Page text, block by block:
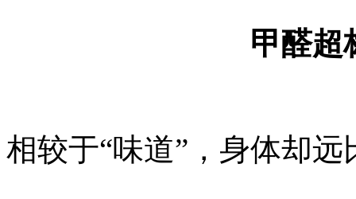
甲醛超
相较于“味道”，身体却